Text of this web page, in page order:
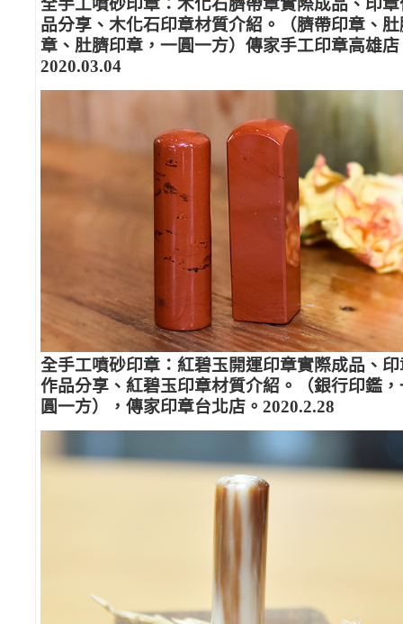
全手工噴砂印章：木化石臍帶章實際成品、印章
品分享、木化石印章材質介紹。（臍帶印章、肚
章、肚臍印章，一圓一方）傳家手工印章高雄店
2020.03.04
全手工噴砂印章：紅碧玉開運印章實際成品、印
作品分享、紅碧玉印章材質介紹。（銀行印鑑，
圓一方），傳家印章台北店。2020.2.28